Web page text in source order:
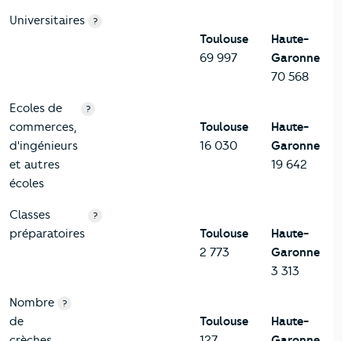
Universitaires ?
Toulouse
69 997
Haute-
Garonne
70 568
Ecoles de
commerces,
d'ingénieurs
et autres
écoles
?
Toulouse
16 030
Haute-
Garonne
19 642
Classes
préparatoires
?
Toulouse
2 773
Haute-
Garonne
3 313
Nombre
de
?
Toulouse
Haute-